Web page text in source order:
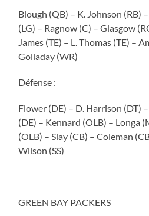
Blough (QB) – K. Johnson (RB)
(LG) – Ragnow (C) – Glasgow
James (TE) – L. Thomas (TE) –
Golladay (WR)
Défense :
Flower (DE) – D. Harrison (DT)
(DE) – Kennard (OLB) – Longa
(OLB) – Slay (CB) – Coleman
Wilson (SS)
GREEN BAY PACKERS